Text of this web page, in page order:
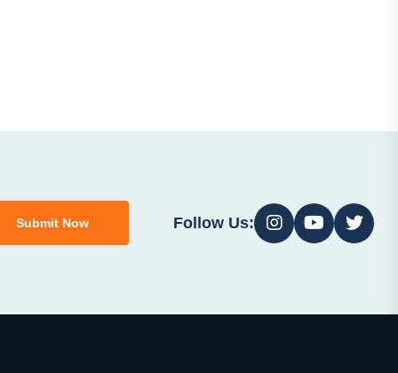
Submit Now Follow Us: